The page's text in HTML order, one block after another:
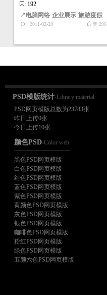
: 192
↗电脑网络 企业展示 旅游度假
2011-02-28 赞296
PSD模版统计-Library material
PSD网页模版总数为23783张
昨日上传0张
今日上传10张
颜色PSD-Color web
黑色PSD网页模版
白色PSD网页模版
红色PSD网页模版
蓝色PSD网页模版
紫色PSD网页模版
黄颜色PSD网页模版
灰色PSD网页模版
银色PSD网页模版
咖啡色PSD网页模版
粉红PSD网页模版
绿色PSD网页模版
五颜六色PSD网页模版